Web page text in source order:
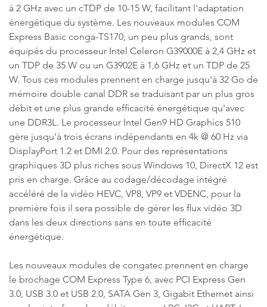
à 2 GHz avec un cTDP de 10-15 W, facilitant l'adaptation
énergétique du système. Les nouveaux modules COM
Express Basic conga-TS170, un peu plus grands, sont
équipés du processeur Intel Celeron G39000E à 2,4 GHz et
un TDP de 35 W ou un G3902E à 1,6 GHz et un TDP de 25
W. Tous ces modules prennent en charge jusqu'à 32 Go de
mémoire double canal DDR se traduisant par un plus gros
débit et une plus grande efficacité énergétique qu'avec
une DDR3L. Le processeur Intel Gen9 HD Graphics 510
gère jusqu'à trois écrans indépendants en 4k @ 60 Hz via
DisplayPort 1.2 et DMI 2.0. Pour des représentations
graphiques 3D plus riches sous Windows 10, DirectX 12 est
pris en charge. Grâce au codage/décodage intégré
accéléré de la vidéo HEVC, VP8, VP9 et VDENC, pour la
première fois il sera possible de gérer les flux vidéo 3D
dans les deux directions sans en toute efficacité
énergétique.
Les nouveaux modules de congatec prennent en charge
le brochage COM Express Type 6, avec PCI Express Gen
3.0, USB 3.0 et USB 2.0, SATA Gen 3, Gigabit Ethernet ainsi